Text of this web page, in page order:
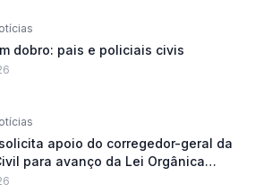
dobro: pais e policiais civis
apoio do corregedor-geral da
para avanço da Lei Orgânica